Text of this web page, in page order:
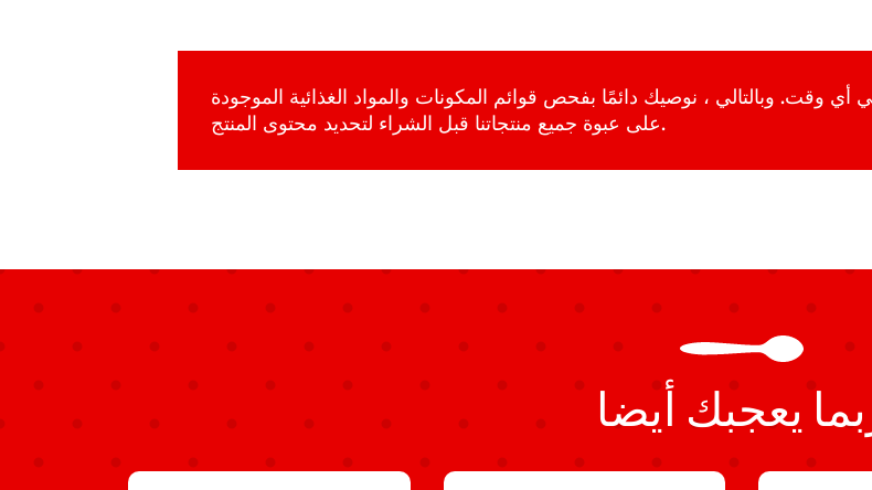
أي وقت. وبالتالي ، نوصيك دائمًا بفحص قوائم المكونات والمواد الغذائية الموجودة
على عبوة جميع منتجاتنا قبل الشراء لتحديد محتوى المنتج.
يعجبك أيضا